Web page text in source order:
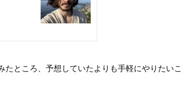
ところ、予想していたよりも手軽にやりたいこ